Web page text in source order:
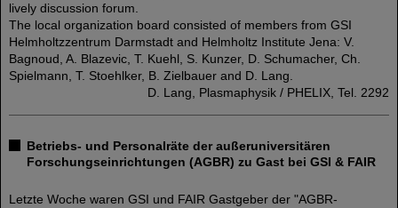
lively discussion forum.
The local organization board consisted of members from GSI
Helmholtzzentrum Darmstadt and Helmholtz Institute Jena: V.
Bagnoud, A. Blazevic, T. Kuehl, S. Kunzer, D. Schumacher, Ch.
Spielmann, T. Stoehlker, B. Zielbauer and D. Lang.
D. Lang, Plasmaphysik / PHELIX, Tel. 2292
Betriebs- und Personalräte der außeruniversitären
Forschungseinrichtungen (AGBR) zu Gast bei GSI & FAIR
Letzte Woche waren GSI und FAIR Gastgeber der "AGBR-